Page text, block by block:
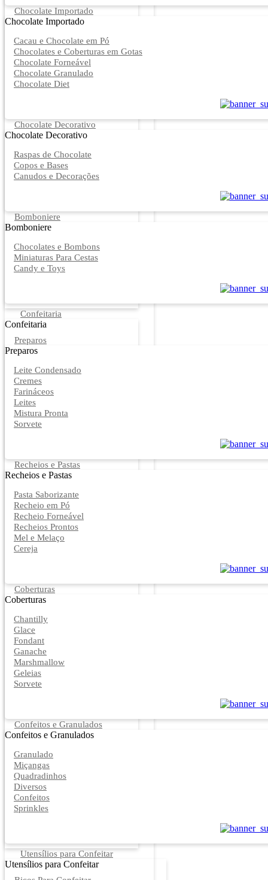
Chocolate Importado
Chocolate Importado
Cacau e Chocolate em Pó
Chocolates e Coberturas em Gotas
Chocolate Forneável
Chocolate Granulado
Chocolate Diet
Chocolate Decorativo
Chocolate Decorativo
Raspas de Chocolate
Copos e Bases
Canudos e Decorações
Bomboniere
Bomboniere
Chocolates e Bombons
Miniaturas Para Cestas
Candy e Toys
Confeitaria
Confeitaria
Preparos
Preparos
Leite Condensado
Cremes
Farináceos
Leites
Mistura Pronta
Sorvete
Recheios e Pastas
Recheios e Pastas
Pasta Saborizante
Recheio em Pó
Recheio Forneável
Recheios Prontos
Mel e Melaço
Cereja
Coberturas
Coberturas
Chantilly
Glace
Fondant
Ganache
Marshmallow
Geleias
Sorvete
Confeitos e Granulados
Confeitos e Granulados
Granulado
Miçangas
Quadradinhos
Diversos
Confeitos
Sprinkles
Utensílios para Confeitar
Utensílios para Confeitar